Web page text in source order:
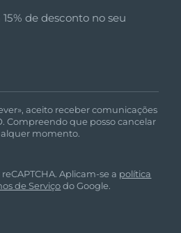
de desconto no seu
aceito receber comunicações
Compreendo que posso cancelar
momento.
Aplicam-se a política
de Serviçodo Google.